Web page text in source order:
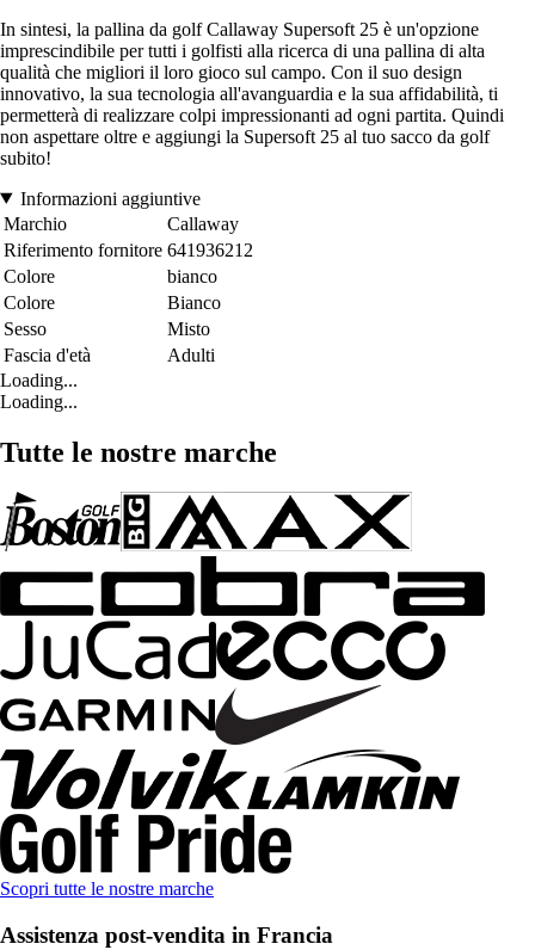
In sintesi, la pallina da golf Callaway Supersoft 25 è un'opzione
imprescindibile per tutti i golfisti alla ricerca di una pallina di alta
qualità che migliori il loro gioco sul campo. Con il suo design
innovativo, la sua tecnologia all'avanguardia e la sua affidabilità, ti
permetterà di realizzare colpi impressionanti ad ogni partita. Quindi
non aspettare oltre e aggiungi la Supersoft 25 al tuo sacco da golf
subito!
Informazioni aggiuntive
Marchio
Callaway
Riferimento fornitore 641936212
Colore
bianco
Colore
Bianco
Sesso
Misto
Fascia d'età
Adulti
Loading...
Loading...
Tutte le nostre marche
Scopri tutte le nostre marche
Assistenza post-vendita in Francia